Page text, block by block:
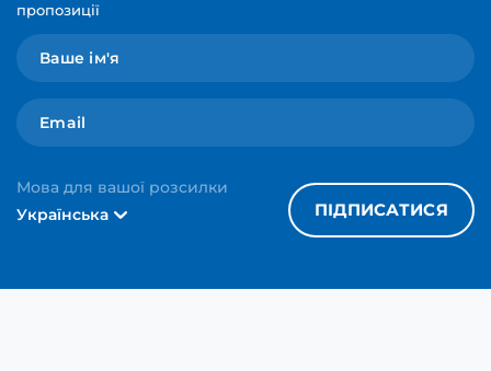
пропозиції
Мова для вашої розсилки
Українська
ПІДПИСАТИСЯ